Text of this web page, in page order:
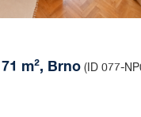
m², Brno (ID 077-